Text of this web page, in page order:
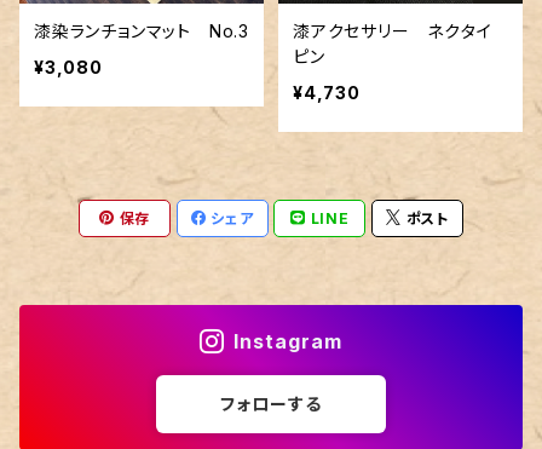
漆染ランチョンマット No.3
¥3,080
漆アクセサリー ネクタイ
ピン
¥4,730
保存 シェア LINE ポスト
Instagram
フォローする